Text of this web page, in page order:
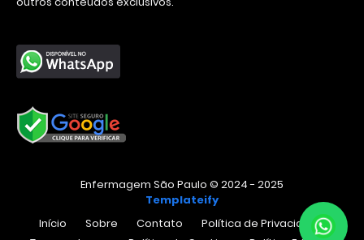
Enfermagem São Paulo © 2024 - 2025
Templateify
Início
Sobre Contato
Política de Privacidade